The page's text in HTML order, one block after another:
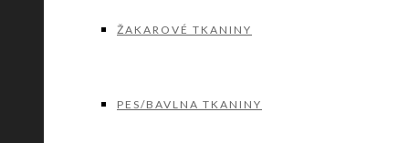
ŽAKAROVÉ TKANINY
PES/BAVLNA TKANINY